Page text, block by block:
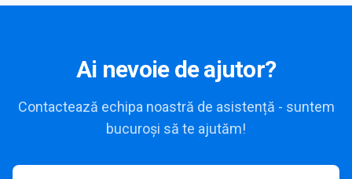
Ai nevoie de ajutor?
Contactează echipa noastră de asistență - suntem
bucuroși să te ajutăm!